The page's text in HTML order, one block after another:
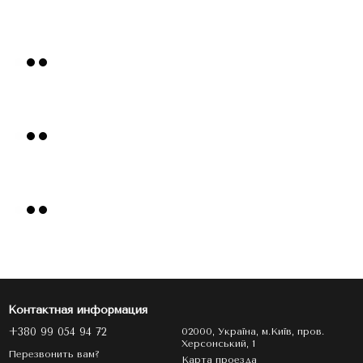
Контактная информация
+380 99 054 94 72
Перезвонить вам?
02000, Україна, м.Київ, пров.
Херсонський, 1
Карта проезда